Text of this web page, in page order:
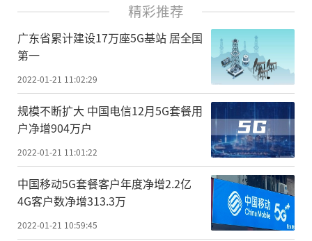
精彩推荐
广东省累计建设17万座5G基站 居全国
第一
2022-01-21 11:02:29
规模不断扩大 中国电信12月5G套餐用
户净增904万户
2022-01-21 11:01:22
中国移动5G套餐客户年度净增2.2亿
4G客户数净增313.3万
2022-01-21 10:59:45